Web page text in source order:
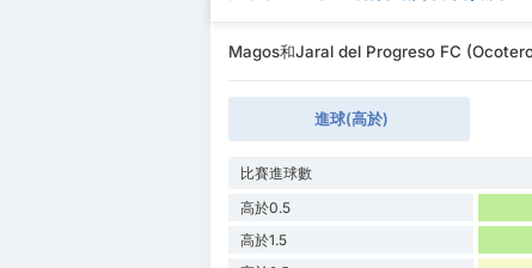
Magos和Jaral del Progreso FC
進球(高於)
比賽進球數
高於0.5
高於1.5